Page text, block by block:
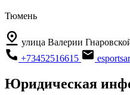
Тюмень
улица Валерии
+73452516615
Юридическая